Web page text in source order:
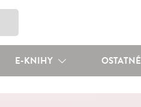
E-KNIHY OSTATNÉ